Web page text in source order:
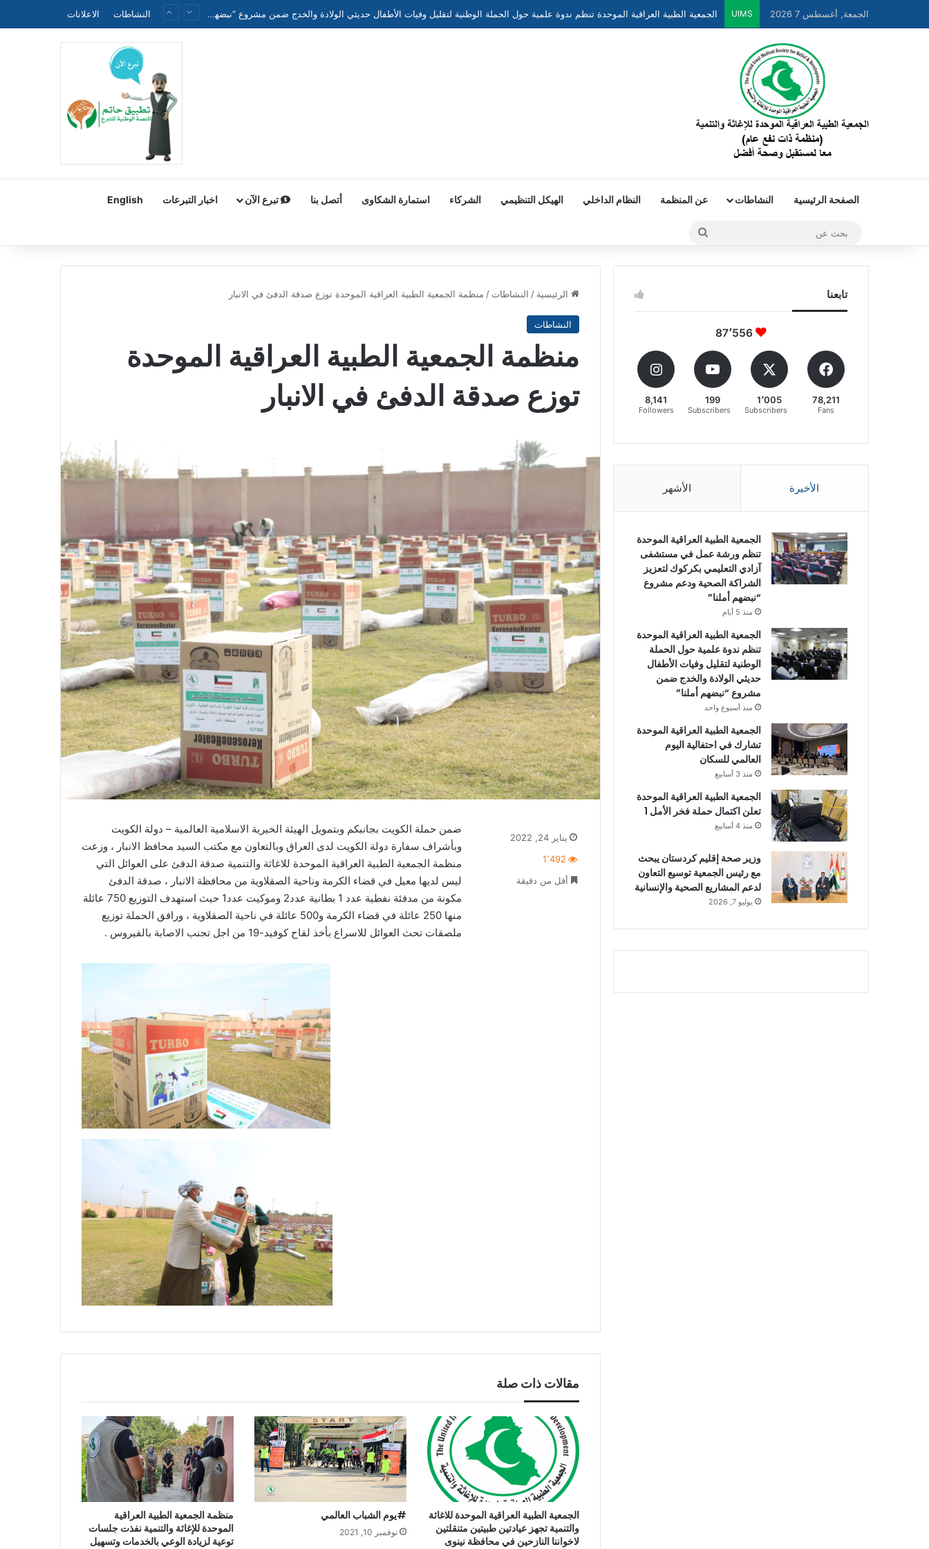
الجمعة, أغسطس 7 2026 UIMS الجمعية الطبية العراقية الموحدة تنظم ندوة علمية حول الحملة الوطنية لتقليل وفيات الأطفال حديثي الولادة والخدج ضمن مشروع “نبضهم أملنا” النشاطات الاعلانات
الصفحة الرئيسية النشاطات عن المنظمة النظام الداخلي الهيكل التنظيمي الشركاء استمارة الشكاوى أتصل بنا تبرع الآن اخبار التبرعات English
الرئيسية / النشاطات / منظمة الجمعية الطبية العراقية الموحدة توزع صدقة الدفئ في الانبار
النشاطات
منظمة الجمعية الطبية العراقية الموحدة
توزع صدقة الدفئ في الانبار
ضمن حملة الكويت بجانبكم وبتمويل الهيئة الخيرية الاسلامية العالمية – دولة الكويت
وبأشراف سفارة دولة الكويت لدى العراق وبالتعاون مع مكتب السيد محافظ الانبار ، وزعت
منظمة الجمعية الطبية العراقية الموحدة للاغاثة والتنمية صدقة الدفئ على العوائل التي
ليس لديها معيل في قضاء الكرمة وناحية الصقلاوية من محافظة الانبار ، صدقة الدفئ
مكونة من مدفئة نفطية عدد 1 بطانية عدد2 وموكيت عدد1 حيث استهدف التوزيع 750 عائلة
منها 250 عائلة في قضاء الكرمة و500 عائلة في ناحية الصقلاوية ، ورافق الحملة توزيع
ملصقات تحث العوائل للاسراع بأخذ لقاح كوفيد-19 من اجل تجنب الاصابة بالفيروس .
يناير 24, 2022
1٬492
أقل من دقيقة
مقالات ذات صلة
الجمعية الطبية العراقية الموحدة للاغاثة
والتنمية تجهز عيادتين طبيتين متنقلتين
لاخواننا النازحين في محافظة نينوى
#يوم الشباب العالمي
نوفمبر 10, 2021
منظمة الجمعية الطبية العراقية
الموحدة للإغاثة والتنمية نفذت جلسات
توعية لزيادة الوعي بالخدمات وتسهيل
تابعنا
87٬556
78,211
Fans
1٬005
Subscribers
199
Subscribers
8,141
Followers
الأخيرة الأشهر
الجمعية الطبية العراقية الموحدة
تنظم ورشة عمل في مستشفى
آزادي التعليمي بكركوك لتعزيز
الشراكة الصحية ودعم مشروع
“نبضهم أملنا”
منذ 5 أيام
الجمعية الطبية العراقية الموحدة
تنظم ندوة علمية حول الحملة
الوطنية لتقليل وفيات الأطفال
حديثي الولادة والخدج ضمن
مشروع “نبضهم أملنا”
منذ أسبوع واحد
الجمعية الطبية العراقية الموحدة
تشارك في احتفالية اليوم
العالمي للسكان
منذ 3 أسابيع
الجمعية الطبية العراقية الموحدة
تعلن اكتمال حملة فخر الأمل 1
منذ 4 أسابيع
وزير صحة إقليم كردستان يبحث
مع رئيس الجمعية توسيع التعاون
لدعم المشاريع الصحية والإنسانية
يوليو 7, 2026